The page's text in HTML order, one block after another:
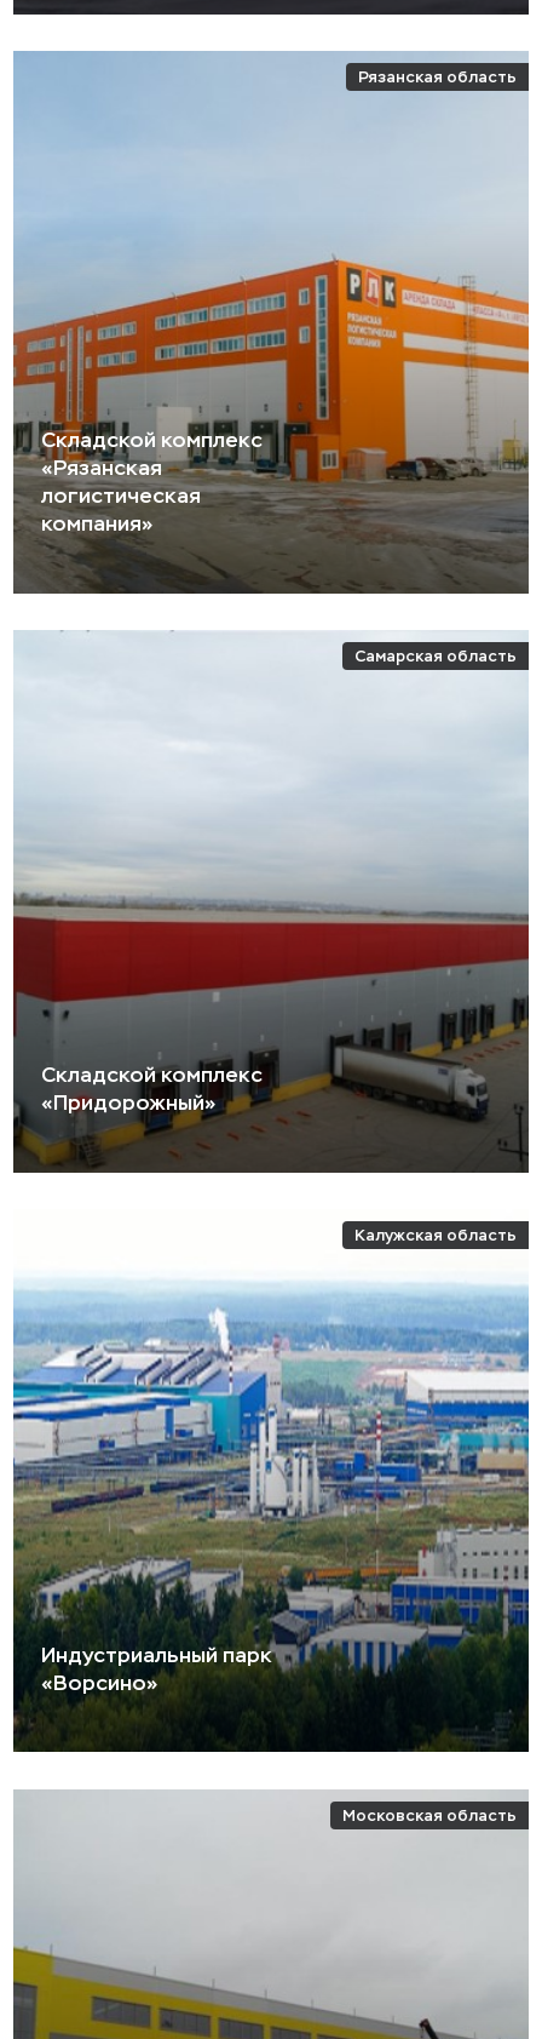
Рязанская область
Складской комплекс
«Рязанская
логистическая
компания»
Самарская область
Складской комплекс
«Придорожный»
Калужская область
Индустриальный парк
«Ворсино»
Московская область